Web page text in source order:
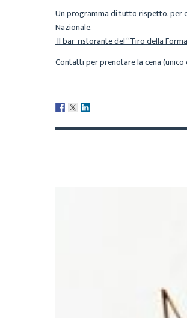
Un programma di tutto rispetto, per
Nazionale.
Il bar-ristorante del “Tiro della
Contatti per prenotare la cena